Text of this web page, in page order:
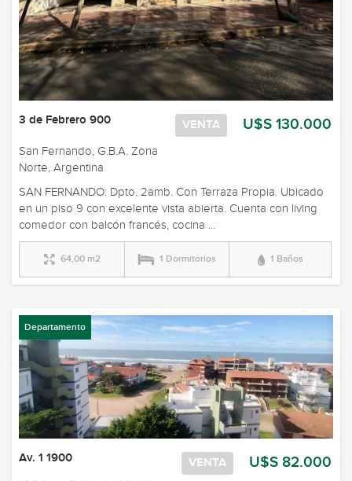
U$S 130.000
VENTA
3 de Febrero 900
San Fernando, G.B.A. Zona
Norte, Argentina
SAN FERNANDO: Dpto. 2amb. Con Terraza Propia. Ubicado
en un piso 9 con excelente vista abierta. Cuenta con living
comedor con balcón francés, cocina ...
64,00 m2 1 Dormitorios 1 Baños
Departamento
U$S 82.000
VENTA
Av. 1 1900